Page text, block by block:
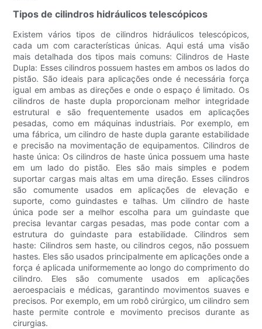
Tipos de cilindros hidráulicos telescópicos
Existem vários tipos de cilindros hidráulicos telescópicos,
cada um com características únicas. Aqui está uma visão
mais detalhada dos tipos mais comuns: Cilindros de Haste
Dupla: Esses cilindros possuem hastes em ambos os lados do
pistão. São ideais para aplicações onde é necessária força
igual em ambas as direções e onde o espaço é limitado. Os
cilindros de haste dupla proporcionam melhor integridade
estrutural e são frequentemente usados ​​em aplicações
pesadas, como em máquinas industriais. Por exemplo, em
uma fábrica, um cilindro de haste dupla garante estabilidade
e precisão na movimentação de equipamentos. Cilindros de
haste única: Os cilindros de haste única possuem uma haste
em um lado do pistão. Eles são mais simples e podem
suportar cargas mais altas em uma direção. Esses cilindros
são comumente usados ​​em aplicações de elevação e
suporte, como guindastes e talhas. Um cilindro de haste
única pode ser a melhor escolha para um guindaste que
precisa levantar cargas pesadas, mas pode contar com a
estrutura do guindaste para estabilidade. Cilindros sem
haste: Cilindros sem haste, ou cilindros cegos, não possuem
hastes. Eles são usados ​​principalmente em aplicações onde a
força é aplicada uniformemente ao longo do comprimento do
cilindro. Eles são comumente usados ​​em aplicações
aeroespaciais e médicas, garantindo movimentos suaves e
precisos. Por exemplo, em um robô cirúrgico, um cilindro sem
haste permite controle e movimento precisos durante as
cirurgias.